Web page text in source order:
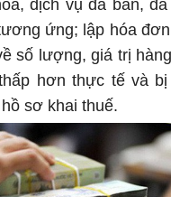
ứng; lập hóa
số lượng, giá trị
hơn thực tế và bị
sơ khai thuế.